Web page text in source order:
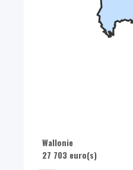
Wallonie
27 703 euro(s)